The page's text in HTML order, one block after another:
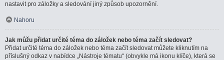
nastavit pro záložky a sledování jiný způsob upozornění.
Nahoru
Jak můžu přidat určité téma do záložek nebo téma začít sledovat?
Přidat určité téma do záložek nebo téma začít sledovat můžete kliknutím na
příslušný odkaz v nabídce „Nástroje tématu“ (obvykle má ikonu klíče), která se